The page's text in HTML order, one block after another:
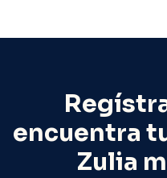
encuentra
Zulia